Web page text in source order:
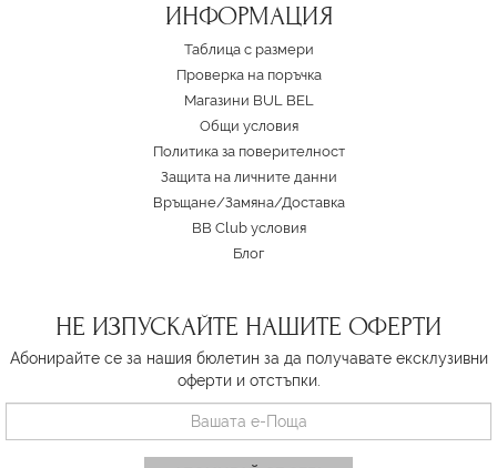
ИНФОРМАЦИЯ
Таблица с размери
Проверка на поръчка
Магазини BUL BEL
Oбщи условия
Политика за поверителност
Защита на личните данни
Връщане/Замяна/Доставка
BB Club условия
Блог
НЕ ИЗПУСКАЙТЕ НАШИТЕ ОФЕРТИ
Абонирайте се за нашия бюлетин за да получавате ексклузивни
оферти и отстъпки.